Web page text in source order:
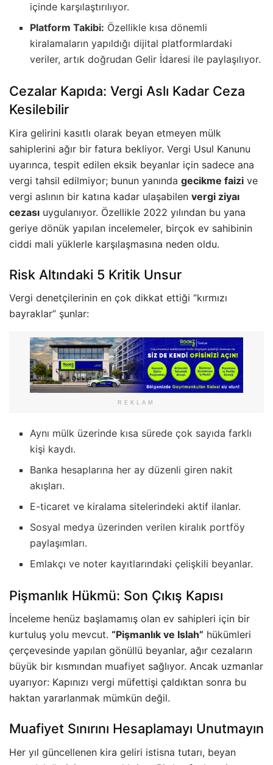
içinde karşılaştırılıyor.
Platform Takibi: Özellikle kısa dönemli
kiralamaların yapıldığı dijital platformlardaki
veriler, artık doğrudan Gelir İdaresi ile paylaşılıyor.
Cezalar Kapıda: Vergi Aslı Kadar Ceza
Kesilebilir
Kira gelirini kasıtlı olarak beyan etmeyen mülk
sahiplerini ağır bir fatura bekliyor. Vergi Usul Kanunu
uyarınca, tespit edilen eksik beyanlar için sadece ana
vergi tahsil edilmiyor; bunun yanında gecikme faizi ve
vergi aslının bir katına kadar ulaşabilen vergi ziyaı
cezası uygulanıyor. Özellikle 2022 yılından bu yana
geriye dönük yapılan incelemeler, birçok ev sahibinin
ciddi mali yüklerle karşılaşmasına neden oldu.
Risk Altındaki 5 Kritik Unsur
Vergi denetçilerinin en çok dikkat ettiği “kırmızı
bayraklar” şunlar:
REKLAM
Aynı mülk üzerinde kısa sürede çok sayıda farklı
kişi kaydı.
Banka hesaplarına her ay düzenli giren nakit
akışları.
E-ticaret ve kiralama sitelerindeki aktif ilanlar.
Sosyal medya üzerinden verilen kiralık portföy
paylaşımları.
Emlakçı ve noter kayıtlarındaki çelişkili beyanlar.
Pişmanlık Hükmü: Son Çıkış Kapısı
İnceleme henüz başlamamış olan ev sahipleri için bir
kurtuluş yolu mevcut. “Pişmanlık ve Islah” hükümleri
çerçevesinde yapılan gönüllü beyanlar, ağır cezaların
büyük bir kısmından muafiyet sağlıyor. Ancak uzmanlar
uyarıyor: Kapınızı vergi müfettişi çaldıktan sonra bu
haktan yararlanmak mümkün değil.
Muafiyet Sınırını Hesaplamayı Unutmayın
Her yıl güncellenen kira geliri istisna tutarı, beyan